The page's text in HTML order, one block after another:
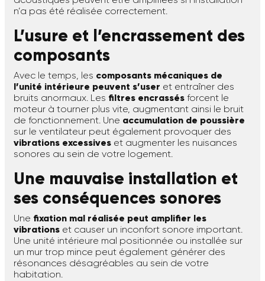
n’a pas été réalisée correctement.
L’usure et l’encrassement des
composants
Avec le temps, les composants mécaniques de
l’unité intérieure peuvent s’user et entraîner des
bruits anormaux. Les filtres encrassés forcent le
moteur à tourner plus vite, augmentant ainsi le bruit
de fonctionnement. Une accumulation de poussière
sur le ventilateur peut également provoquer des
vibrations excessives et augmenter les nuisances
sonores au sein de votre logement.
Une mauvaise installation et
ses conséquences sonores
Une fixation mal réalisée peut amplifier les
vibrations et causer un inconfort sonore important.
Une unité intérieure mal positionnée ou installée sur
un mur trop mince peut également générer des
résonances désagréables au sein de votre
habitation.